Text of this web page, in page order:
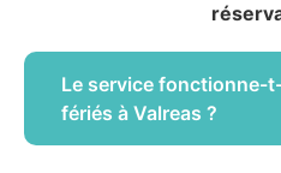
Le service fonctionne-
fériés à Valreas ?